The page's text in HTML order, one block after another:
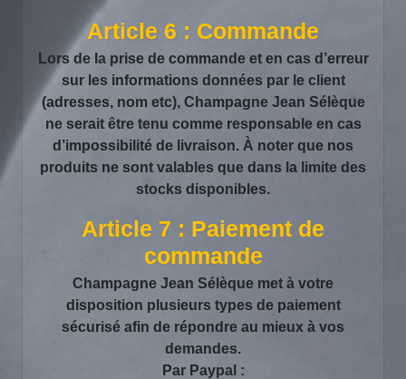
Article 6 : Commande
Lors de la prise de commande et en cas d’erreur
sur les informations données par le client
(adresses, nom etc), Champagne Jean Sélèque
ne serait être tenu comme responsable en cas
d’impossibilité de livraison. À noter que nos
produits ne sont valables que dans la limite des
stocks disponibles.
Article 7 : Paiement de
commande
Champagne Jean Sélèque met à votre
disposition plusieurs types de paiement
sécurisé afin de répondre au mieux à vos
demandes.
Par Paypal :